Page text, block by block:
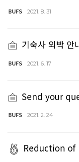
BUFS 2021. 8. 31
기숙사 외박
BUFS 2021. 6. 17
Send your
BUFS 2021. 2. 24
Reduction